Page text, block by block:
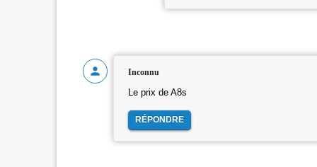
Inconnu
Le prix de A8s
RÉPONDRE